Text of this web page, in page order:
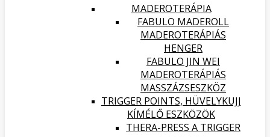
MADEROTERÁPIA
FABULO MADEROLL
MADEROTERÁPIÁS
HENGER
FABULO JIN WEI
MADEROTERÁPIÁS
MASSZÁZSESZKÖZ
TRIGGER POINTS, HÜVELYKUJJ
KÍMÉLŐ ESZKÖZÖK
THERA-PRESS A TRIGGER